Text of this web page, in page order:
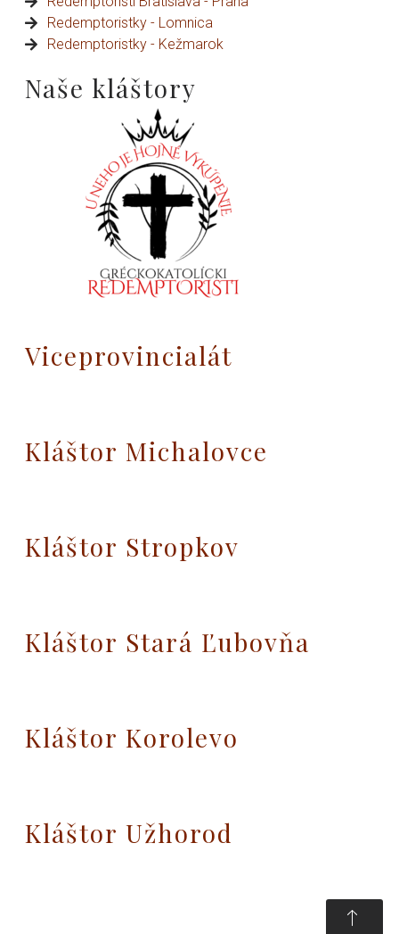
Redemptoristky - Lomnica
Redemptoristky - Kežmarok
Naše kláštory
Viceprovincialát
Kláštor Michalovce
Kláštor Stropkov
Kláštor Stará Ľubovňa
Kláštor Korolevo
Kláštor Užhorod